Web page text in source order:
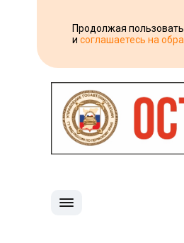
Продолжая
и соглашаетесь на